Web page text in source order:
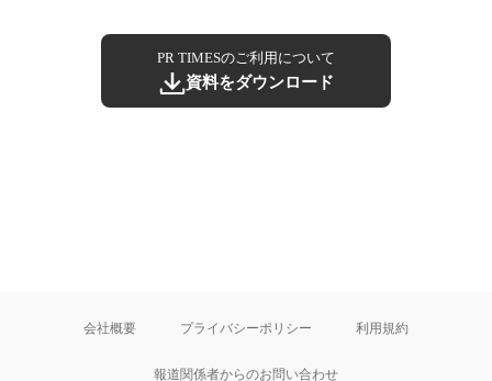
PR TIMESのご利用について
資料をダウンロード
会社概要 プライバシーポリシー 利用規約
報道関係者からのお問い合わせ